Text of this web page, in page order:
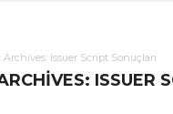
Archives: Issuer Script Sonuçları
ISSUER